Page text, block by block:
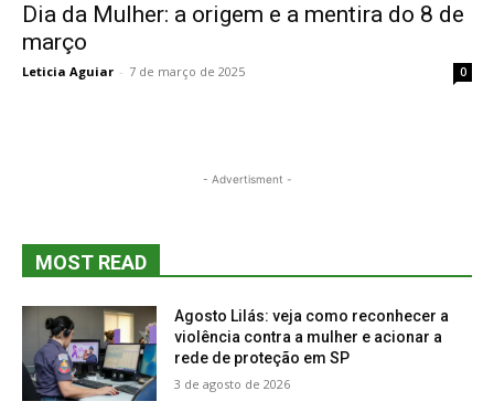
Dia da Mulher: a origem e a mentira do 8 de
março
Leticia Aguiar - 7 de março de 2025 0
- Advertisment -
MOST READ
Agosto Lilás: veja como reconhecer a
violência contra a mulher e acionar a
rede de proteção em SP
3 de agosto de 2026